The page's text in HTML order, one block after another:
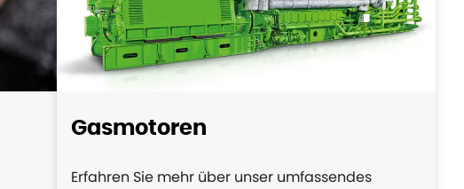
Gasmotoren
Erfahren Sie mehr über unser umfassendes